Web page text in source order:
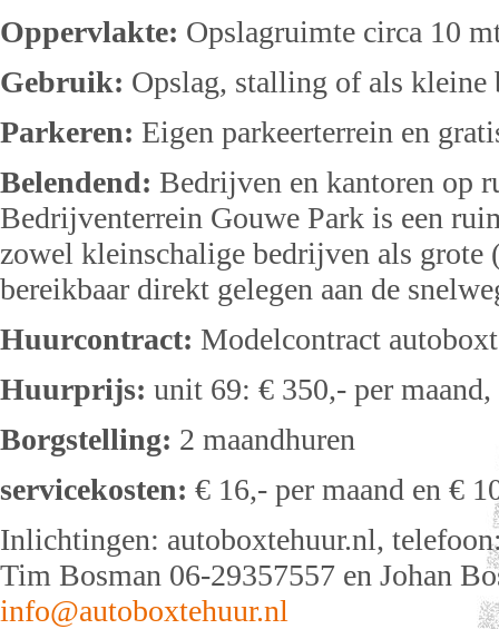
Oppervlakte: Opslagruimte circa 10
Gebruik: Opslag, stalling of als
Parkeren: Eigen parkeerterrein en
Belendend: Bedrijven en kantoren op
Bedrijventerrein Gouwe Park is een
zowel kleinschalige bedrijven als
bereikbaar direkt gelegen aan de
Huurcontract: Modelcontract
Huurprijs: unit 69: € 350,- per
Borgstelling: 2 maandhuren
servicekosten: € 16,- per maand en €
Inlichtingen: autoboxtehuur.nl,
Tim Bosman 06-29357557 en Johan
info@autoboxtehuur.nl